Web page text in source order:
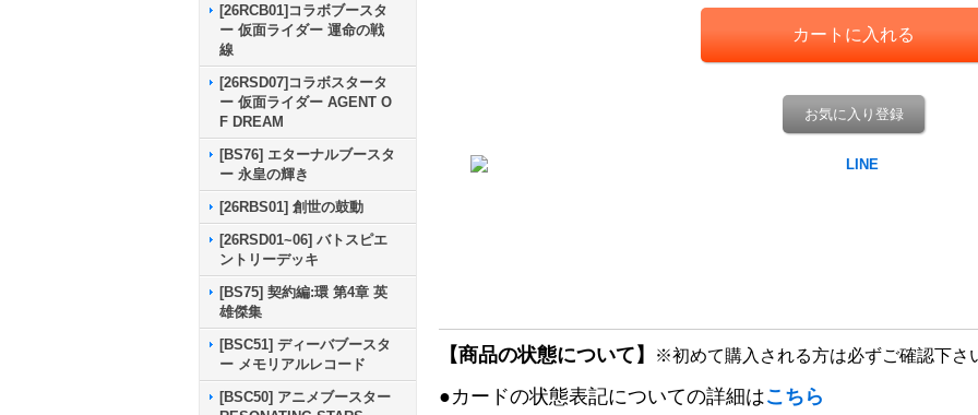
[26RCB01]コラボブースタ
ー 仮面ライダー 運命の戦
線
[26RSD07]コラボスタータ
ー 仮面ライダー AGENT O
F DREAM
[BS76] エターナルブースタ
ー 永皇の輝き
[26RBS01] 創世の鼓動
[26RSD01~06] バトスピエ
ントリーデッキ
[BS75] 契約編:環 第4章 英
雄傑集
[BSC51] ディーバブースタ
ー メモリアルレコード
[BSC50] アニメブースター
お気に入り登録
【商品の状態について】 ※初めて購入される方は必ずご確認下さ
●カードの状態表記についての詳細はこちら